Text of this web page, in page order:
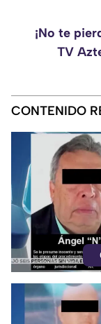
¡No te
TV
CONTENIDO